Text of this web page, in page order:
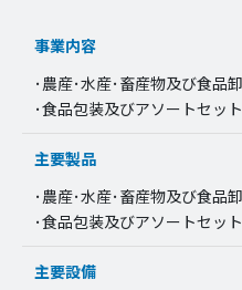
事業内容
･農産･水産･畜産物及び食品
･食品包装及びアソートセッ
主要製品
･農産･水産･畜産物及び食品
･食品包装及びアソートセッ
主要設備